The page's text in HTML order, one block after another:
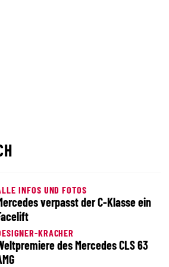
INFOS UND FOTOS
verpasst der C-Klasse ein
KRACHER
des Mercedes CLS 63